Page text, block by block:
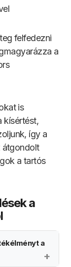
felfedezni
a
is
kísértést,
így a
átgondolt
a tartós
a
a